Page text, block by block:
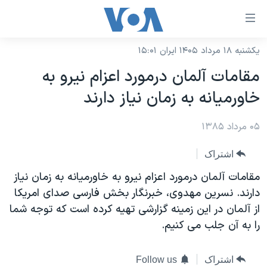
لینکهای
دسترسی
جهش
محتوای
اصلی
صفحه
اصلی
جهش
به
جستجو
نسخه سبک وب‌سایت
موضوع ها
ایران
آمریکا
جهان
ورزشی
گزیده‌ها
ویدیوها
برنامه های تلویزیونی
جدول برنامه ها
صفحه‌های ویژه
جام جهانی ۲۰۲۶
عملیات خشم حماسی
بایگانی برنامه‌های تلویزیونی
فرکانس‌های صدای آمریکا
پخش رادیویی
یکشنبه ۱۸ مرداد ۱۴۰۵ ایران ۱۵:۰۱
مقامات آلمان درمورد اعزام نيرو به
خاورميانه به زمان نياز دارند
۰۵ مرداد ۱۳۸۵
اشتراک
مقامات آلمان درمورد اعزام نيرو به خاورميانه به زمان نياز
دارند. نسرين مهدوی، خبرنگار بخش فارسی صدای امريکا
از آلمان در اين زمينه گزارشی تهيه کرده است که توجه شما
را به آن جلب می کنيم.
اشتراک Follow us